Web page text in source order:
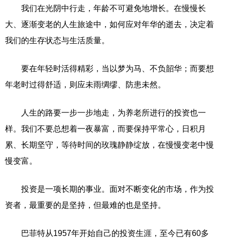
我们在光阴中行走，年龄不可避免地增长。在慢慢长
大、逐渐变老的人生旅途中，如何应对年华的逝去，决定着
我们的生存状态与生活质量。
要在年轻时活得精彩，当以梦为马、不负韶华；而要想
年老时过得舒适，则应未雨绸缪、防患未然。
人生的路要一步一步地走，为养老所进行的投资也一
样。我们不要总想着一夜暴富，而要保持平常心，日积月
累、长期坚守，等待时间的玫瑰静静绽放，在慢慢变老中慢
慢变富。
投资是一项长期的事业。面对不断变化的市场，作为投
资者，最重要的是坚持，但最难的也是坚持。
巴菲特从1957年开始自己的投资生涯，至今已有60多